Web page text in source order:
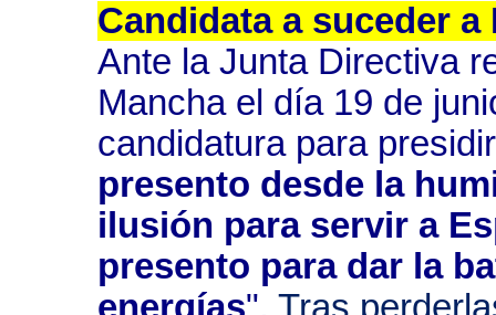
Candidata a suceder a
Ante la Junta Directiva
Mancha el día 19 de
candidatura para
presento desde la
ilusión para servir a
presento para dar la